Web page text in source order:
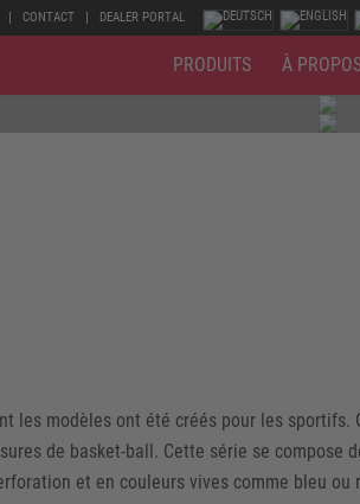
CONTACT DEALER PORTAL
PRODUITS À
les modèles ont été créés pour les
de basket-ball. Cette série se compose
et en couleurs vives comme bleu